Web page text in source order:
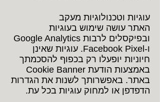
עוגיות וטכנולוגיות מעקב
האתר עושה שימוש בעוגיות
ובפיקסלים לרבות Google Analytics
ו-Facebook Pixel. עוגיות שאינן
חיוניות יופעלו רק בכפוף להסכמתך
באמצעות הודעת Cookie Banner
באתר. באפשרותך לשנות את הגדרות
הדפדפן או למחוק עוגיות בכל עת.